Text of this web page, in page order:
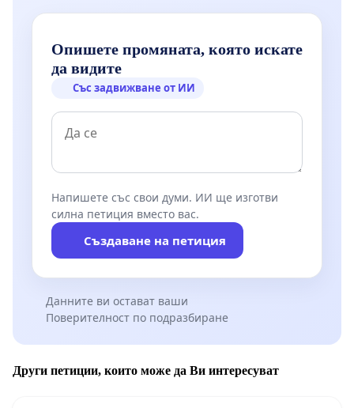
Опишете промяната, която искате
да видите
Със задвижване от ИИ
Напишете със свои думи. ИИ ще изготви
силна петиция вместо вас.
Създаване на петиция
Данните ви остават ваши
Поверителност по подразбиране
Други петиции, които може да Ви интересуват